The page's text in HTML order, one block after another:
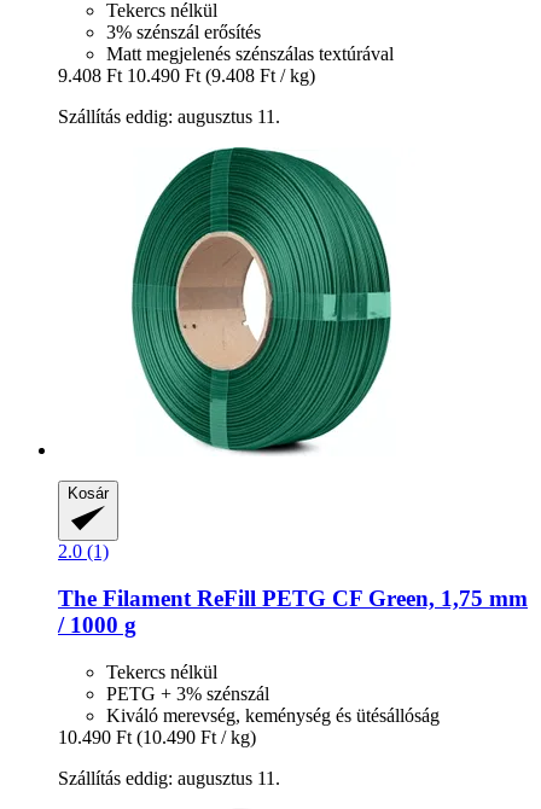
Tekercs nélkül
3% szénszál erősítés
Matt megjelenés szénszálas textúrával
9.408 Ft 10.490 Ft (9.408 Ft / kg)
Szállítás eddig: augusztus 11.
Kosár
2.0 (1)
The Filament ReFill PETG CF Green, 1,75 mm
/ 1000 g
Tekercs nélkül
PETG + 3% szénszál
Kiváló merevség, keménység és ütésállóság
10.490 Ft (10.490 Ft / kg)
Szállítás eddig: augusztus 11.